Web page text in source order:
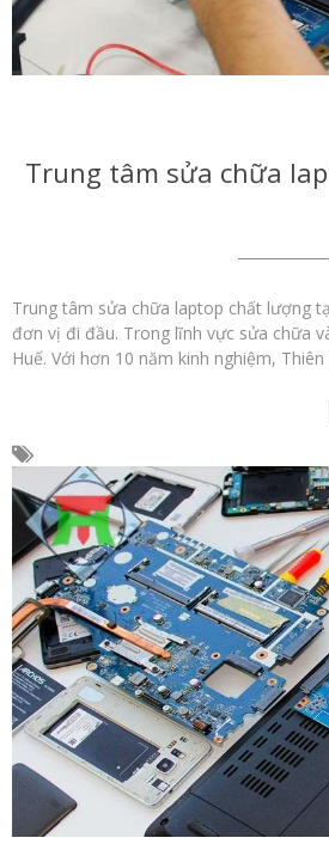
Trung tâm sửa chữa
Trung tâm sửa chữa laptop chất lượng
đơn vị đi đầu. Trong lĩnh vực sửa chữa
Huế. Với hơn 10 năm kinh nghiệm, Thiên